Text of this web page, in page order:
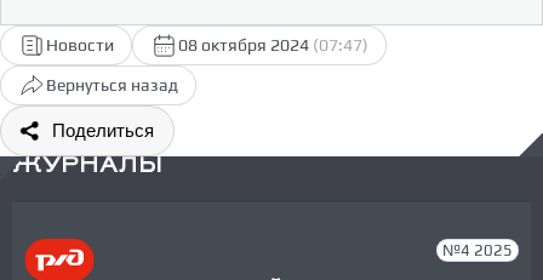
Новости 08 октября 2024 (07:47)
Вернуться назад
Поделиться
ЖУРНАЛЫ
№4 2025